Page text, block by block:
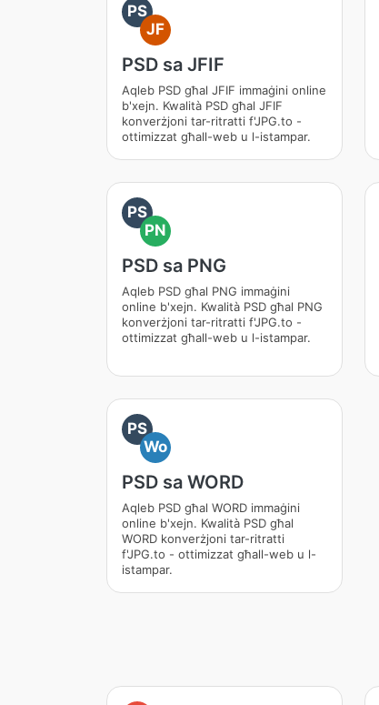
PS
JF
PSD sa JFIF
Aqleb PSD għal JFIF immaġini online
b'xejn. Kwalità PSD għal JFIF
konverżjoni tar-ritratti f'JPG.to -
ottimizzat għall-web u l-istampar.
PS
PN
PSD sa PNG
Aqleb PSD għal PNG immaġini
online b'xejn. Kwalità PSD għal PNG
konverżjoni tar-ritratti f'JPG.to -
ottimizzat għall-web u l-istampar.
PS
Wo
PSD sa WORD
Aqleb PSD għal WORD immaġini
online b'xejn. Kwalità PSD għal
WORD konverżjoni tar-ritratti
f'JPG.to - ottimizzat għall-web u l-
istampar.